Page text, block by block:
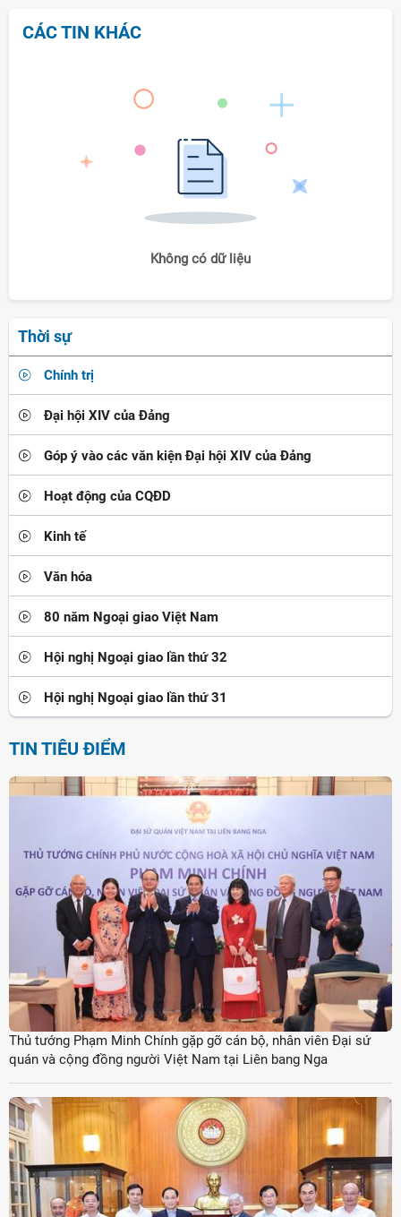
CÁC TIN KHÁC
Không có dữ liệu
Thời sự
Chính trị
Đại hội XIV của Đảng
Góp ý vào các văn kiện Đại hội XIV của Đảng
Hoạt động của CQĐD
Kinh tế
Văn hóa
80 năm Ngoại giao Việt Nam
Hội nghị Ngoại giao lần thứ 32
Hội nghị Ngoại giao lần thứ 31
TIN TIÊU ĐIỂM
Thủ tướng Phạm Minh Chính gặp gỡ cán bộ, nhân viên Đại sứ
quán và cộng đồng người Việt Nam tại Liên bang Nga